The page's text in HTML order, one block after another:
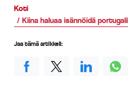
Koti
Kiina haluaa isännöidä
Jaa tämä artikkeli: